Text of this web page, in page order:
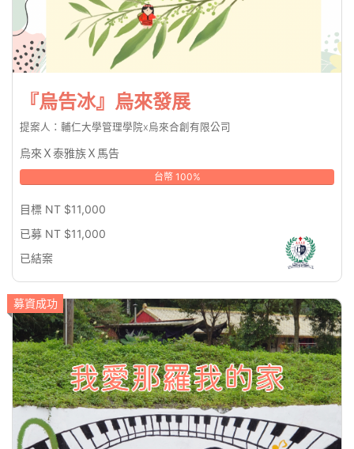
『烏告冰』烏來發展
提案人：輔仁大學管理學院x烏來合創有限公司
烏來Ｘ泰雅族Ｘ馬告
台幣 100%
目標 NT $11,000
已募 NT $11,000
已結案
募資成功